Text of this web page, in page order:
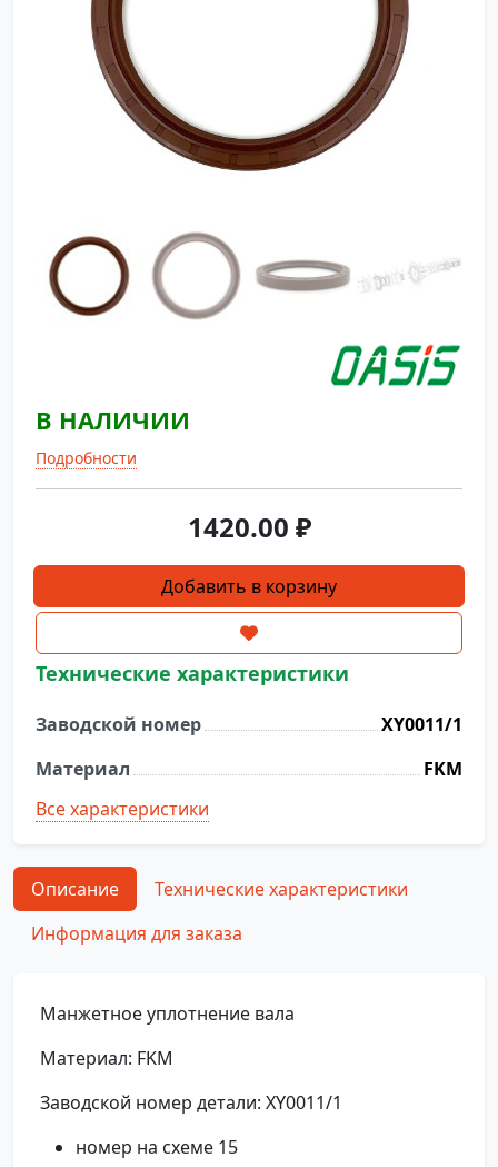
В НАЛИЧИИ
Подробности
1420.00 ₽
Количество
товара
XY0011/1
Добавить в корзину
Технические характеристики
Заводской номер
XY0011/1
Материал
FKM
Все характеристики
Описание
Технические характеристики
Информация для заказа
Манжетное уплотнение вала
Материал: FKM
Заводской номер детали: XY0011/1
номер на схеме 15